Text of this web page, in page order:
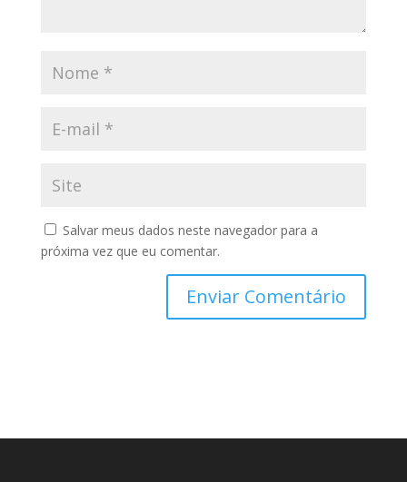
Salvar meus dados neste navegador para a
próxima vez que eu comentar.